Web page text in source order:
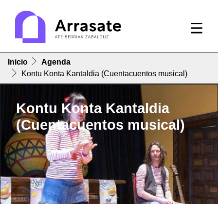
Inicio
Agenda
Kontu Konta Kantaldia (Cuentacuentos musical)
Kontu Konta Kantaldia
(Cuentacuentos musical)